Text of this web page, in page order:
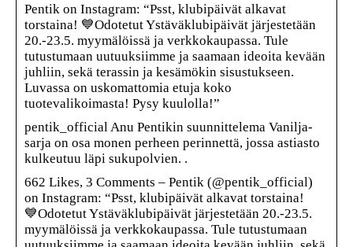
Pentik on Instagram: “Psst, klubipäivät alkavat
torstaina! 💙⁠⁠Odotetut Ystäväklubipäivät järjestetään
20.-23.5. myymälöissä ja verkkokaupassa. Tule
tutustumaan uutuuksiimme ja saamaan ideoita kevään
juhliin, sekä terassin ja kesämökin sisustukseen.
Luvassa on uskomattomia etuja koko
tuotevalikoimasta! Pysy kuulolla!”
pentik_official Anu Pentikin suunnittelema Vanilja-
sarja on osa monen perheen perinnettä, jossa astiasto
kulkeutuu läpi sukupolvien. .
662 Likes, 3 Comments – Pentik (@pentik_official)
on Instagram: “Psst, klubipäivät alkavat torstaina!
💙⁠⁠Odotetut Ystäväklubipäivät järjestetään 20.-23.5.
myymälöissä ja verkkokaupassa. Tule tutustumaan